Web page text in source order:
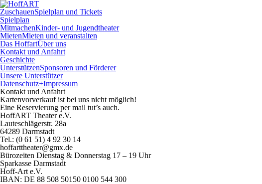
ZuschauenSpielplan und Tickets
Spielplan
MitmachenKinder- und Jugendtheater
MietenMieten und veranstalten
Das HoffartÜber uns
Kontakt und Anfahrt
Geschichte
UnterstützenSponsoren und Förderer
Unsere Unterstützer
Datenschutz+Impressum
Kontakt und Anfahrt
Kartenvorverkauf ist bei uns nicht möglich!
Eine Reservierung per mail tut’s auch.
HoffART Theater e.V.
Lauteschlägerstr. 28a
64289 Darmstadt
Tel.: (0 61 51) 4 92 30 14
hoffarttheater@gmx.de
Bürozeiten Dienstag & Donnerstag 17 – 19 Uhr
Sparkasse Darmstadt
Hoff-Art e.V.
IBAN: DE 88 508 50150 0100 544 300